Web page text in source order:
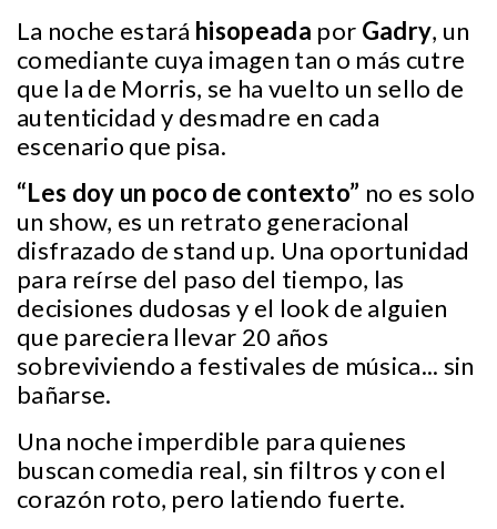
La noche estará hisopeada por Gadry, un
comediante cuya imagen tan o más cutre
que la de Morris, se ha vuelto un sello de
autenticidad y desmadre en cada
escenario que pisa.
“Les doy un poco de contexto” no es solo
un show, es un retrato generacional
disfrazado de stand up. Una oportunidad
para reírse del paso del tiempo, las
decisiones dudosas y el look de alguien
que pareciera llevar 20 años
sobreviviendo a festivales de música... sin
bañarse.
Una noche imperdible para quienes
buscan comedia real, sin filtros y con el
corazón roto, pero latiendo fuerte.